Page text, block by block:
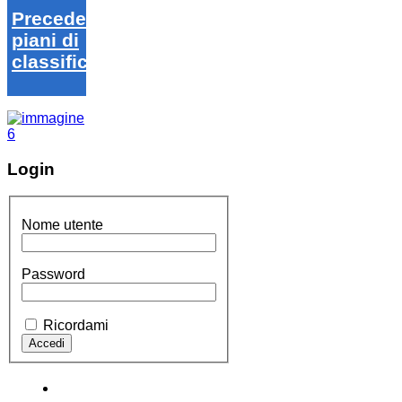
Precedenti
piani di
classifica
Login
Nome utente
Password
Ricordami